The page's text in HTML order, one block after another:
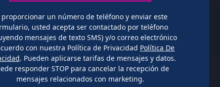
proporcionar un número de teléfono y enviar este
usted acepta ser contactado por teléfono
mensajes de texto SMS) y/o correo electrónico
con nuestra Política de Privacidad Política De
. Pueden aplicarse tarifas de mensajes y datos.
responder STOP para cancelar la recepción de
mensajes relacionados con marketing.